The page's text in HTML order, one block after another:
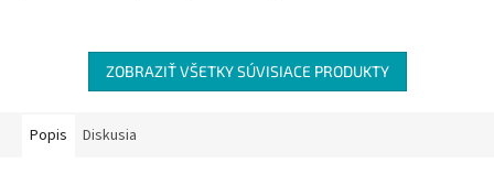
ZOBRAZIŤ VŠETKY SÚVISIACE PRODUKTY
Popis Diskusia